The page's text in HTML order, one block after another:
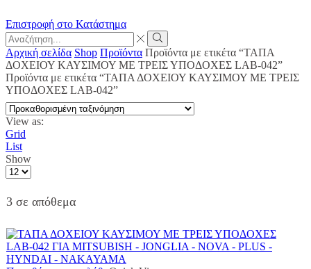
Επιστροφή στο Κατάστημα
Search
input
Search
Αρχική σελίδα Shop Προϊόντα Προϊόντα με ετικέτα “ΤΑΠΑ
ΔΟΧΕΙΟΥ ΚΑΥΣΙΜΟΥ ΜΕ ΤΡΕΙΣ ΥΠΟΔΟΧΕΣ LAB-042”
Προϊόντα με ετικέτα “ΤΑΠΑ ΔΟΧΕΙΟΥ ΚΑΥΣΙΜΟΥ ΜΕ ΤΡΕΙΣ
ΥΠΟΔΟΧΕΣ LAB-042”
View as:
Grid
List
Show
Products
page
3 σε απόθεμα